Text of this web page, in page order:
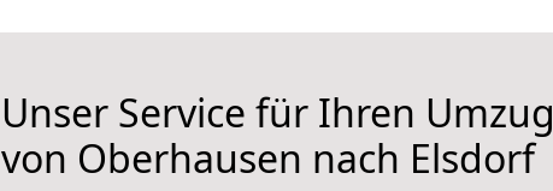
Unser Service für Ihren Umzug
von Oberhausen nach Elsdorf